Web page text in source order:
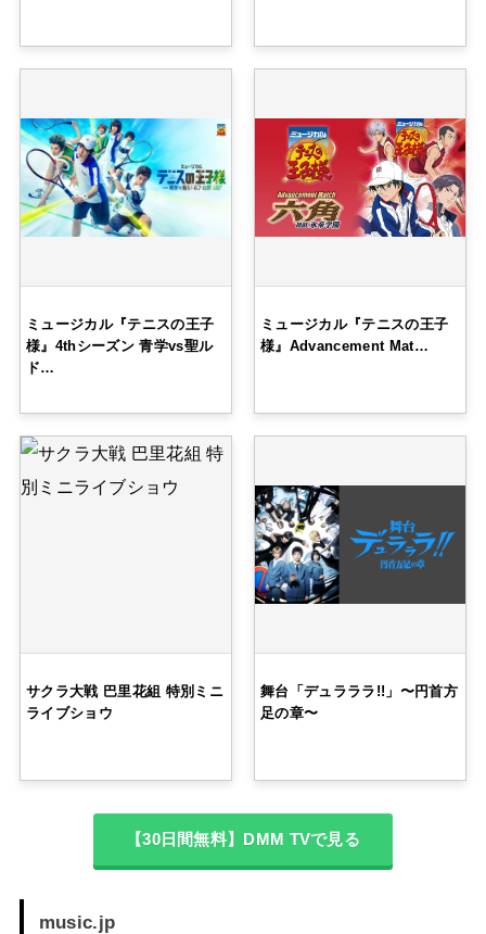
ミュージカル『テニスの王子
様』4thシーズン 青学vs聖ル
ド…
ミュージカル『テニスの王子
様』Advancement Mat…
サクラ大戦 巴里花組 特別ミニ
ライブショウ
舞台「デュラララ!!」〜円首方
足の章〜
【30日間無料】DMM TVで見る
music.jp